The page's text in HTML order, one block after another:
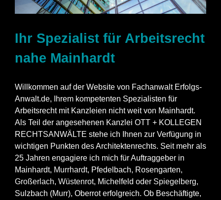
Ihr Spezialist für Arbeitsrecht
nahe Mainhardt
Willkommen auf der Website von Fachanwalt Erfolgs-
Anwalt.de, Ihrem kompetenten Spezialisten für
Arbeitsrecht mit Kanzleien nicht weit von Mainhardt.
Als Teil der angesehenen Kanzlei OTT + KOLLEGEN
RECHTSANWÄLTE stehe ich Ihnen zur Verfügung in
wichtigen Punkten des Architektenrechts. Seit mehr als
25 Jahren engagiere ich mich für Auftraggeber in
Mainhardt, Murrhardt, Pfedelbach, Rosengarten,
Großerlach, Wüstenrot, Michelfeld oder Spiegelberg,
Sulzbach (Murr), Oberrot erfolgreich. Ob Beschäftigte,